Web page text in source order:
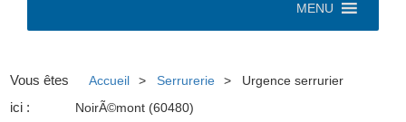
MENU
Vous êtes
ici :
Accueil Serrurerie
Urgence serrurier
NoirÃ©mont (60480)